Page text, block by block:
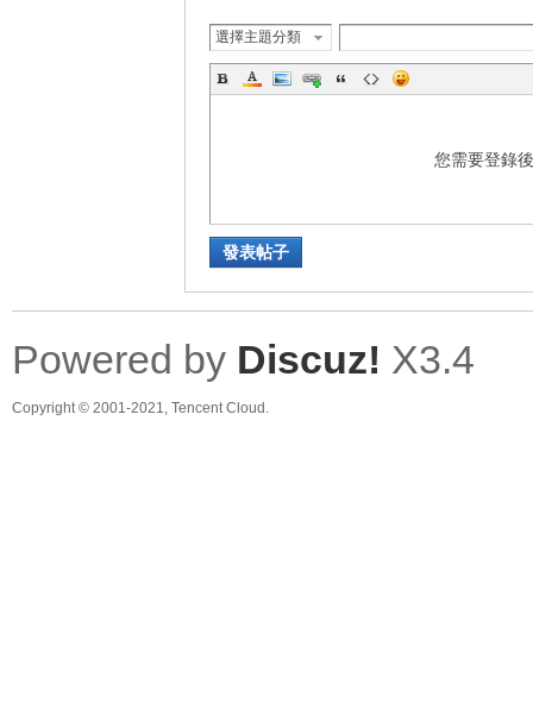
選擇主題分類
您需要登錄
發表帖子
Powered by Discuz! X3.4
Copyright © 2001-2021, Tencent Cloud.